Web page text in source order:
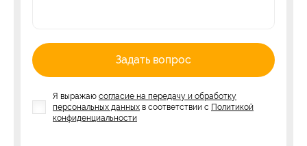
Задать вопрос
Я выражаю согласие на передачу и обработку
персональных данных в соответствии с Политикой
конфиденциальности